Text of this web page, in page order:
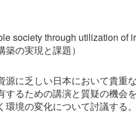
society through utilization of
の実現と課題）
に乏しい日本において貴
るための講演と質疑の機
境の変化について討議する。